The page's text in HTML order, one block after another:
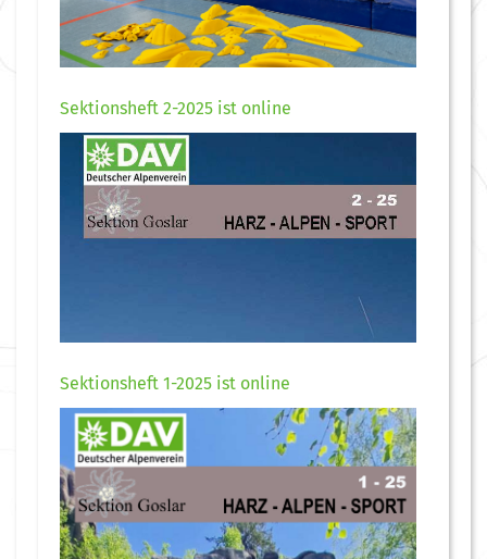
Sektionsheft 2-2025 ist online
Sektionsheft 1-2025 ist online